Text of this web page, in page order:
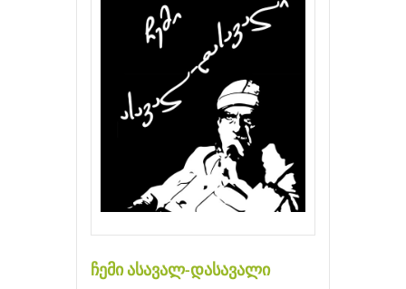
ჩემი ასავალ-დასავალი